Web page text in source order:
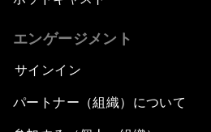
エンゲージメント
サインイン
パートナー（組織）について